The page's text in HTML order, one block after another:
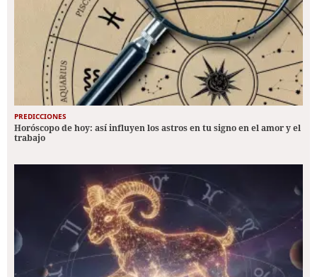
PREDICCIONES
Horóscopo de hoy: así influyen los astros en tu signo en el amor y el
trabajo